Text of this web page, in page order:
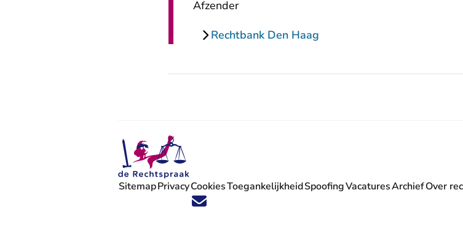
Afzender
Rechtbank Den Haag
Volg ons op X (Twitter) - U verlaat Rechtspraak.nl
Volg ons op Facebook - U verlaat Rechtspraak.nl
Volg ons op Instagram - U verlaat Rechtspraak.nl
Volg ons op Youtube - U verlaat Rechtspraak.nl
Volg ons op LinkedIn - U verlaat Rechtspraak.nl
'Blijf op de hoogte' nieuwsbrief - U verlaat Rechtspraak.nl
SitemapPrivacyCookiesToegankelijkheidSpoofingVacatures
- U verlaat Rechtspraak.nl
ArchiefOver